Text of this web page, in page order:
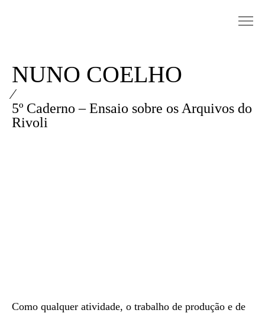
NUNO COELHO
⁄
5º Caderno – Ensaio sobre os Arquivos do
Rivoli
Sinopse
Como qualquer atividade, o trabalho de produção e de